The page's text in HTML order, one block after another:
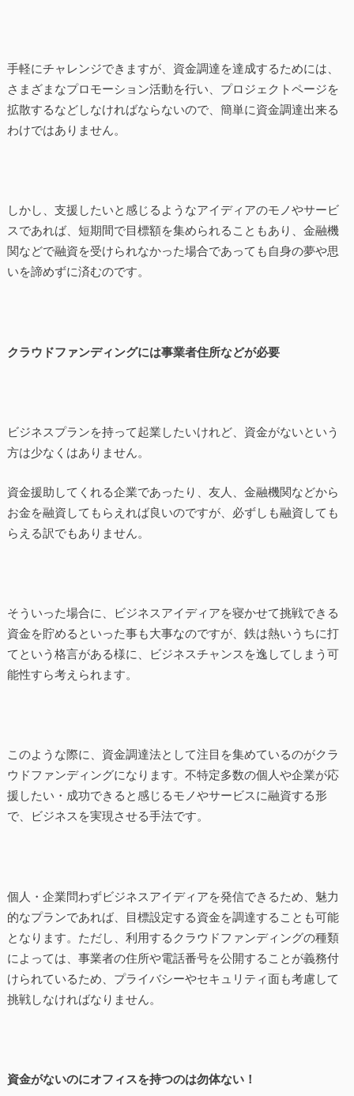
手軽にチャレンジできますが、資金調達を達成するためには、
さまざまなプロモーション活動を行い、プロジェクトページを
拡散するなどしなければならないので、簡単に資金調達出来る
わけではありません。
しかし、支援したいと感じるようなアイディアのモノやサービ
スであれば、短期間で目標額を集められることもあり、金融機
関などで融資を受けられなかった場合であっても自身の夢や思
いを諦めずに済むのです。
クラウドファンディングには事業者住所などが必要
ビジネスプランを持って起業したいけれど、資金がないという
方は少なくはありません。
資金援助してくれる企業であったり、友人、金融機関などから
お金を融資してもらえれば良いのですが、必ずしも融資しても
らえる訳でもありません。
そういった場合に、ビジネスアイディアを寝かせて挑戦できる
資金を貯めるといった事も大事なのですが、鉄は熱いうちに打
てという格言がある様に、ビジネスチャンスを逸してしまう可
能性すら考えられます。
このような際に、資金調達法として注目を集めているのがクラ
ウドファンディングになります。不特定多数の個人や企業が応
援したい・成功できると感じるモノやサービスに融資する形
で、ビジネスを実現させる手法です。
個人・企業問わずビジネスアイディアを発信できるため、魅力
的なプランであれば、目標設定する資金を調達することも可能
となります。ただし、利用するクラウドファンディングの種類
によっては、事業者の住所や電話番号を公開することが義務付
けられているため、プライバシーやセキュリティ面も考慮して
挑戦しなければなりません。
資金がないのにオフィスを持つのは勿体ない！